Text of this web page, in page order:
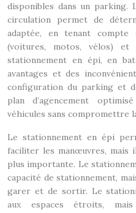
disponibles dans un parking.
circulation permet de
adaptée, en tenant compte
(voitures, motos, vélos) et
stationnement en épi, en
avantages et des
configuration du parking et
plan d’agencement
véhicules sans compromettre
Le stationnement en épi
faciliter les manœuvres, mais
plus importante. Le
capacité de stationnement,
garer et de sortir. Le
aux espaces étroits,